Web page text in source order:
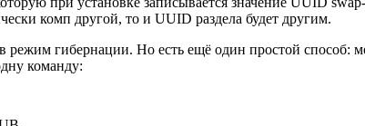
комп другой, то и UUID раздела будет другим.
гибернации. Но есть ещё один простой способ:
команду: